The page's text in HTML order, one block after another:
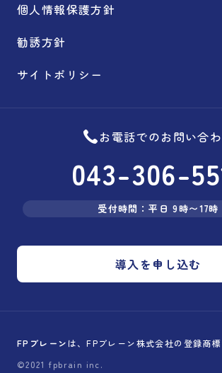
個人情報保護方針
勧誘方針
サイトポリシー
お電話でのお問い合
043-306-
受付時間：平日 9時〜17時
導入を申し込む
FPブレーン は、FPブレーン株式会社の登録商標
©2021 fpbrain inc.